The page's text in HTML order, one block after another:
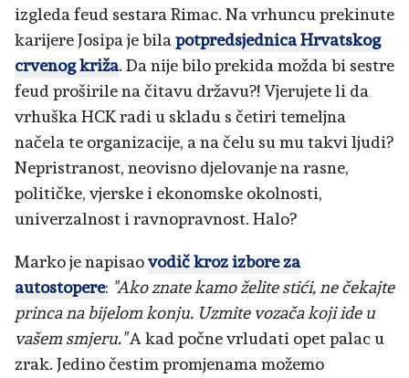
izgleda feud sestara Rimac. Na vrhuncu prekinute
karijere Josipa je bilapotpredsjednica Hrvatskog
crvenog križa. Da nije bilo prekida možda bi sestre
feud proširile na čitavu državu?! Vjerujete li da
vrhuška HCK radi u skladu s četiri temeljna
načela te organizacije, a na čelu su mu takvi ljudi?
Nepristranost, neovisno djelovanje na rasne,
političke, vjerske i ekonomske okolnosti,
univerzalnost i ravnopravnost. Halo?
Marko je napisaovodič kroz izbore za
autostopere: "Ako znate kamo želite stići, ne čekajte
princa na bijelom konju. Uzmite vozača koji ide u
vašem smjeru."A kad počne vrludati opet palac u
zrak. Jedino čestim promjenama možemo